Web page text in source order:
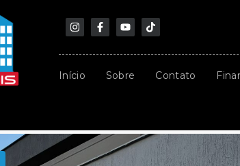
Início Sobre Contato